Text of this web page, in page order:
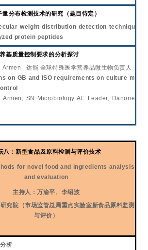
分布检测技术的研究（题目待定）
weight distribution detection techniqu
protein peptides
基质量控制要求的分析探讨
Armen
达能 全球特殊医学营养品微生物负责人
on GB and ISO requirements on culture m
Armen , SN Microbiology AE Leader, Danone
八：新型食品及原料检测与评价技术
for novel food and ingredients analysis
and evaluation
主持人：万渝平、李绍波
究院（市场监管总局重点实验室新食品原料监测
与评价）
析